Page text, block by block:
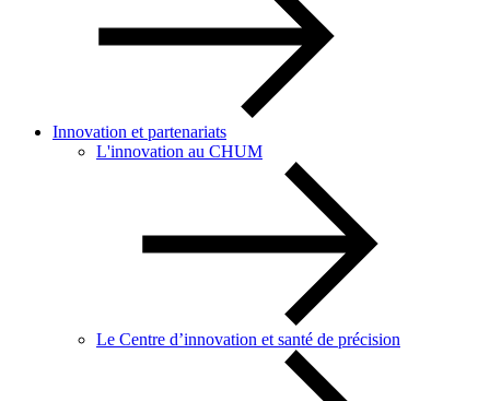
Innovation et partenariats
L'innovation au CHUM
Le Centre d’innovation et santé de précision